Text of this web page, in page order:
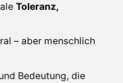
Toleranz,
– aber menschlich
Bedeutung, die